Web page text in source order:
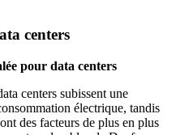
centers
pour data centers
centers subissent une
électrique, tandis
des facteurs de plus en plus